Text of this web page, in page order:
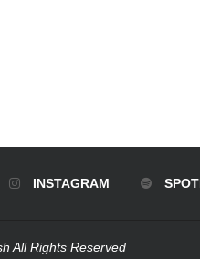
INSTAGRAM
All Rights Reserved